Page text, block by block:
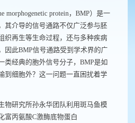
morphogenetic protein， BMP）是一
其介导的信号通路不仅广泛参与胚
织再生等生命过程，还与多种疾病
因此BMP信号通路受到学术界的广
类经典的胞外信号分子， BMP是如
到细胞外？这一问题一直困扰着学
物研究所孙永华团队利用斑马鱼模
富丙氨酸C激酶底物蛋白